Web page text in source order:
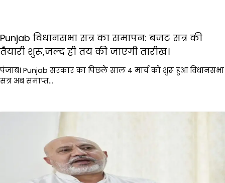
Punjab विधानसभा सत्र का समापन: बजट सत्र की
तैयारी शुरू,जल्द ही तय की जाएगी तारीख।
पंजाब। Punjab सरकार का पिछले साल 4 मार्च को शुरू हुआ विधानसभा
सत्र अब समाप्त…